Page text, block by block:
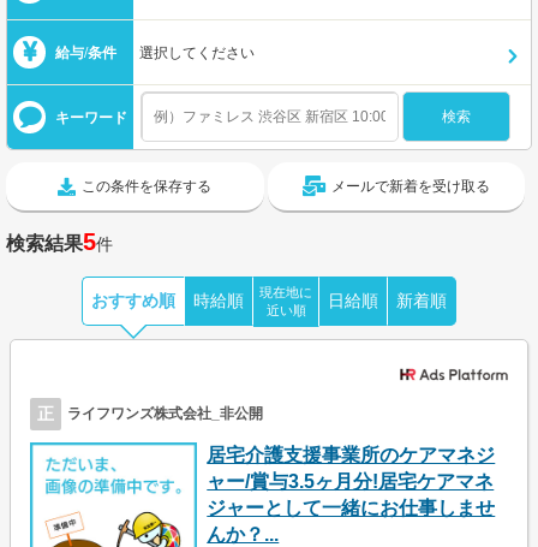
給与/条件 選択してください
キーワード
この条件を保存する メールで新着を受け取る
検索結果5件
おすすめ順 時給順
現在地に
近い順
日給順 新着順
正 ライフワンズ株式会社_非公開
居宅介護支援事業所のケアマネジ
ャー/賞与3.5ヶ月分!居宅ケアマネ
ジャーとして一緒にお仕事しませ
んか？...